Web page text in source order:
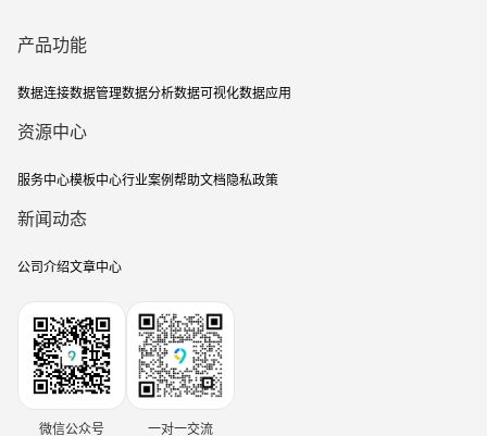
产品功能
数据连接数据管理数据分析数据可视化数据应用
资源中心
服务中心模板中心行业案例帮助文档隐私政策
新闻动态
公司介绍文章中心
微信公众号 一对一交流